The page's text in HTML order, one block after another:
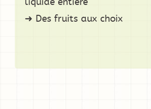
liquide entière
Des fruits aux choix